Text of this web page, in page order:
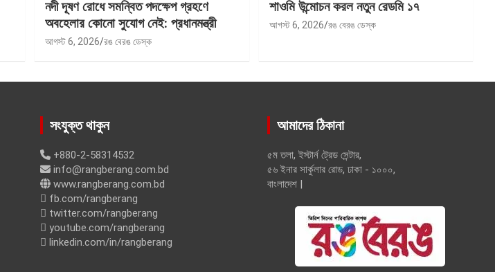
নদী দূষণ রোধে সমন্বিত পদক্ষেপ গ্রহণে
অবহেলার কোনো সুযোগ নেই: প্রধানমন্ত্রী
আগস্ট 6, 2026 রঙ বেরঙ ডেস্ক
শাওমি উন্মোচন করল নতুন রেডমি ১৭
আগস্ট 6, 2026 রঙ বেরঙ ডেস্ক
সংযুক্ত থাকুন
+880-2-58314532
info@rangberang.com.bd
www.rangberang.com.bd
fb.com/rangberang
twitter.com/rangberang
youtube.com/rangberang
linkedin.com/in/rangberang
আমাদের ঠিকানা
৫ম তলা, ইস্টার্ন ট্রেড সেন্টার,
৫৬ ইনার সার্কুলার রোড, ঢাকা - ১০০০,
বাংলাদেশ |